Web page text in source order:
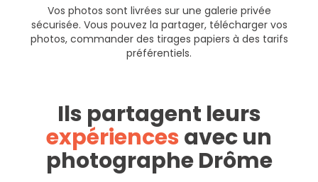
Vos photos sont livrées sur une galerie privée
sécurisée. Vous pouvez la partager, télécharger vos
photos, commander des tirages papiers à des tarifs
préférentiels.
Ils partagent leurs
expériencesavec un
photographe Drôme